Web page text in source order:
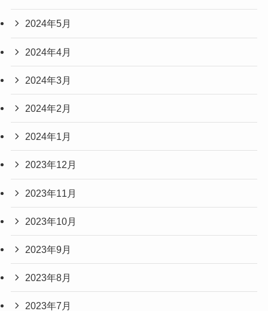
2024年5月
2024年4月
2024年3月
2024年2月
2024年1月
2023年12月
2023年11月
2023年10月
2023年9月
2023年8月
2023年7月